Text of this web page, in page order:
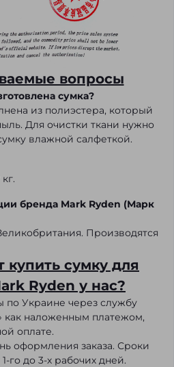
вопросы
сумка?
из полиэстера, который
Для очистки ткани нужно
влажной салфеткой.
бренда Mark Ryden (Марк
Производятся
купить сумку для
Ryden у нас?
по Украине через службу
как наложенным платежом,
оплате.
оформления заказа. Сроки
го до 3-х рабочих дней.